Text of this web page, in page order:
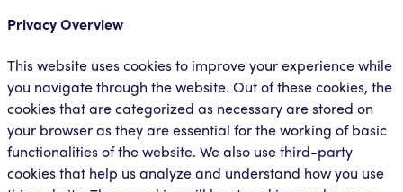
Privacy Overview
This website uses cookies to improve your experience while
you navigate through the website. Out of these cookies, the
cookies that are categorized as necessary are stored on
your browser as they are essential for the working of basic
functionalities of the website. We also use third-party
cookies that help us analyze and understand how you use